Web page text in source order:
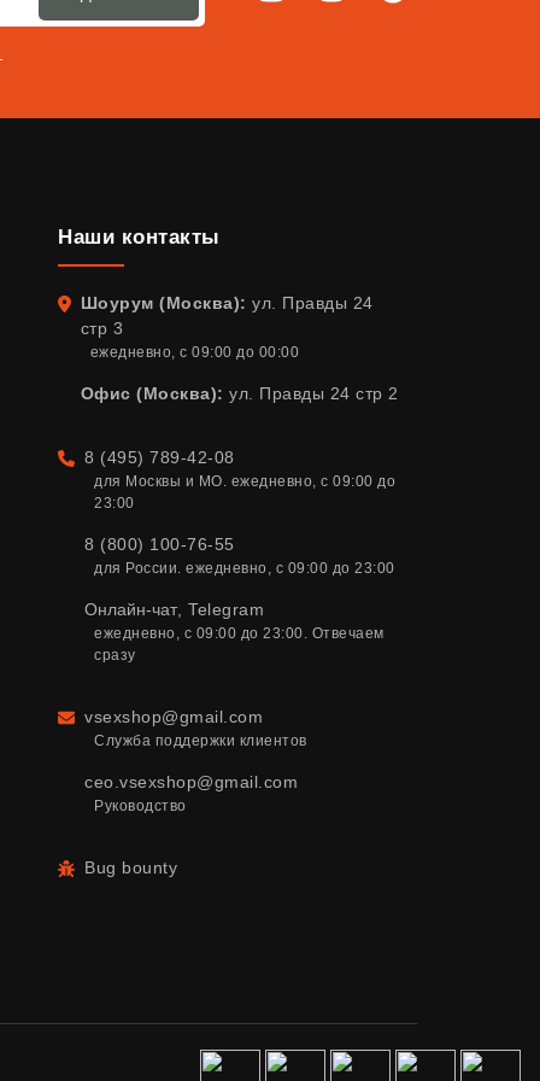
Наши контакты
Адрес
Шоурум (Москва): ул. Правды 24
стр 3
ежедневно, с 09:00 до 00:00
Офис (Москва): ул. Правды 24 стр 2
Телефон
8 (495) 789-42-08
для Москвы и МО. ежедневно, с 09:00 до
23:00
8 (800) 100-76-55
для России. ежедневно, с 09:00 до 23:00
Онлайн-чат,Telegram
ежедневно, с 09:00 до 23:00. Отвечаем
сразу
Email
vsexshop@gmail.com
Служба поддержки клиентов
ceo.vsexshop@gmail.com
Руководство
Bug bounty